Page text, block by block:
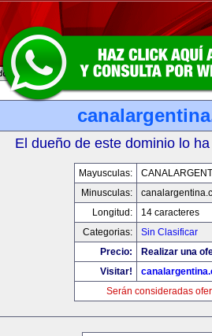
El dueño de este dominio lo
Mayusculas:
Minusculas:
Longitud:
14 caracteres
Categorias:
Sin Clasificar
Precio:
Realizar una
Visitar!
Serán consideradas